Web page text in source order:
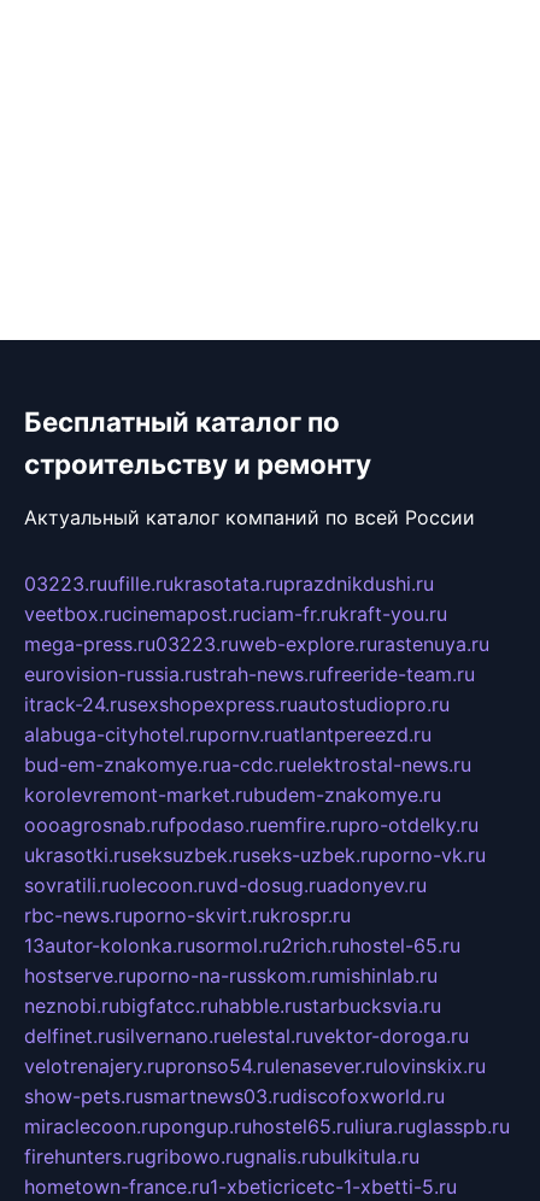
Бесплатный каталог по
строительству и ремонту
Актуальный каталог компаний по всей России
03223.ruufille.rukrasotata.ruprazdnikdushi.ru
veetbox.rucinemapost.ruciam-fr.rukraft-you.ru
mega-press.ru03223.ruweb-explore.rurastenuya.ru
eurovision-russia.rustrah-news.rufreeride-team.ru
itrack-24.rusexshopexpress.ruautostudiopro.ru
alabuga-cityhotel.rupornv.ruatlantpereezd.ru
bud-em-znakomye.rua-cdc.ruelektrostal-news.ru
korolevremont-market.rubudem-znakomye.ru
oooagrosnab.rufpodaso.ruemfire.rupro-otdelky.ru
ukrasotki.ruseksuzbek.ruseks-uzbek.ruporno-vk.ru
sovratili.ruolecoon.ruvd-dosug.ruadonyev.ru
rbc-news.ruporno-skvirt.rukrospr.ru
13autor-kolonka.rusormol.ru2rich.ruhostel-65.ru
hostserve.ruporno-na-russkom.rumishinlab.ru
neznobi.rubigfatcc.ruhabble.rustarbucksvia.ru
delfinet.rusilvernano.ruelestal.ruvektor-doroga.ru
velotrenajery.rupronso54.rulenasever.rulovinskix.ru
show-pets.rusmartnews03.rudiscofoxworld.ru
miraclecoon.rupongup.ruhostel65.ruliura.ruglasspb.ru
firehunters.rugribowo.rugnalis.rubulkitula.ru
hometown-france.ru1-xbeticricetc-1-xbetti-5.ru